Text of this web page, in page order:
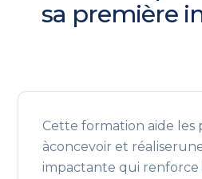
sa première
Cette formation aide les
àconcevoir et
impactante qui renforce